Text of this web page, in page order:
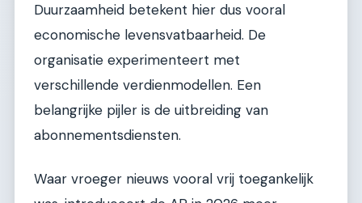
Duurzaamheid betekent hier dus vooral
economische levensvatbaarheid. De
organisatie experimenteert met
verschillende verdienmodellen. Een
belangrijke pijler is de uitbreiding van
abonnementsdiensten.
Waar vroeger nieuws vooral vrij toegankelijk